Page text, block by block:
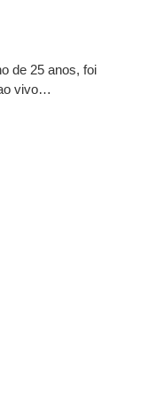
de 25 anos, foi
vivo…